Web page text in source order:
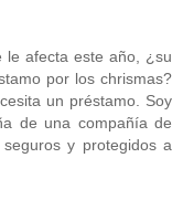
le afecta este año, ¿su
por los chrismas?
un préstamo. Soy
de una compañía de
y protegidos a